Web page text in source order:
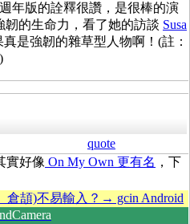
年版的詮釋很讚，是很棒的演
韌的生命力，看了她的訪談 Susa
真是強韌的雜草型人物啊！(註：
quote
實好像 On My Own 更有名 ，下
倉頡)不易輸入？→ gcin Android